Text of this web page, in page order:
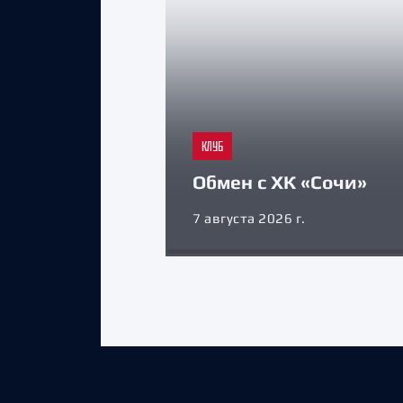
КЛУБ
Обмен с ХК «Сочи»
7 августа 2026 г.